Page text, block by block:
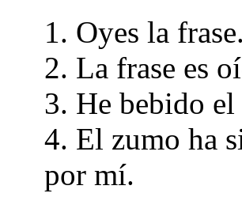
1. Oyes la frase.
2. La frase es
3. He bebido
4. El zumo ha
por mí.